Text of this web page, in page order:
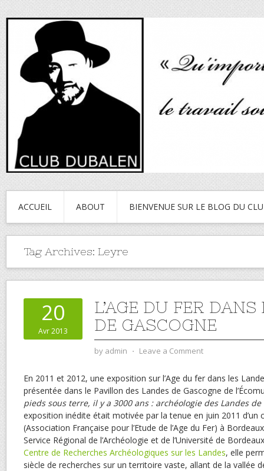
ACCUEIL ABOUT BIENVENUE SUR LE BLOG DU
Tag Archives: Leyre
20
Avr 2013
L’AGE DU FER
DE GASCOGNE
by admin ⋅ Leave a Comment
En 2011 et 2012, une exposition sur l’Age du fer dans les
présentée dans le Pavillon des Landes de Gascogne de
pieds sous terre, il y a 3000 ans : archéologie des Landes de
exposition inédite était motivée par la tenue en juin 2011 d’un
(Association Française pour l’Etude de l’Age du Fer) à
Service Régional de l’Archéologie et de l’Université de
Centre de Recherches Archéologiques sur les Landes, elle
siècle de recherches sur un territoire vaste, allant de la vallée